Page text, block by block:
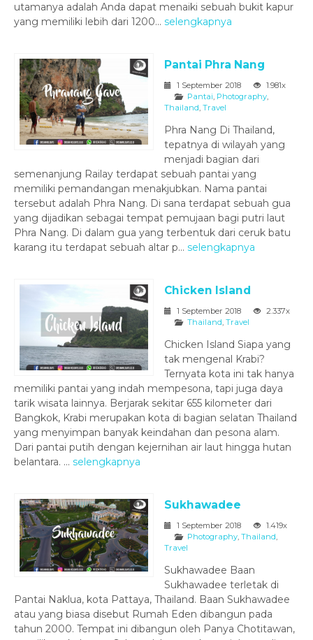
utamanya adalah Anda dapat menaiki sebuah bukit kapur
yang memiliki lebih dari 1200... selengkapnya
Pantai Phra Nang
1 September 2018
1.981x
Pantai, Photography,
Thailand, Travel
Phra Nang Di Thailand,
tepatnya di wilayah yang
menjadi bagian dari
semenanjung Railay terdapat sebuah pantai yang
memiliki pemandangan menakjubkan. Nama pantai
tersebut adalah Phra Nang. Di sana terdapat sebuah gua
yang dijadikan sebagai tempat pemujaan bagi putri laut
Phra Nang. Di dalam gua yang terbentuk dari ceruk batu
karang itu terdapat sebuah altar p... selengkapnya
Chicken Island
1 September 2018
2.337x
Thailand, Travel
Chicken Island Siapa yang
tak mengenal Krabi?
Ternyata kota ini tak hanya
memiliki pantai yang indah mempesona, tapi juga daya
tarik wisata lainnya. Berjarak sekitar 655 kilometer dari
Bangkok, Krabi merupakan kota di bagian selatan Thailand
yang menyimpan banyak keindahan dan pesona alam.
Dari pantai putih dengan kejernihan air laut hingga hutan
belantara. ... selengkapnya
Sukhawadee
1 September 2018
1.419x
Photography, Thailand,
Travel
Sukhawadee Baan
Sukhawadee terletak di
Pantai Naklua, kota Pattaya, Thailand. Baan Sukhawadee
atau yang biasa disebut Rumah Eden dibangun pada
tahun 2000. Tempat ini dibangun oleh Panya Chotitawan,